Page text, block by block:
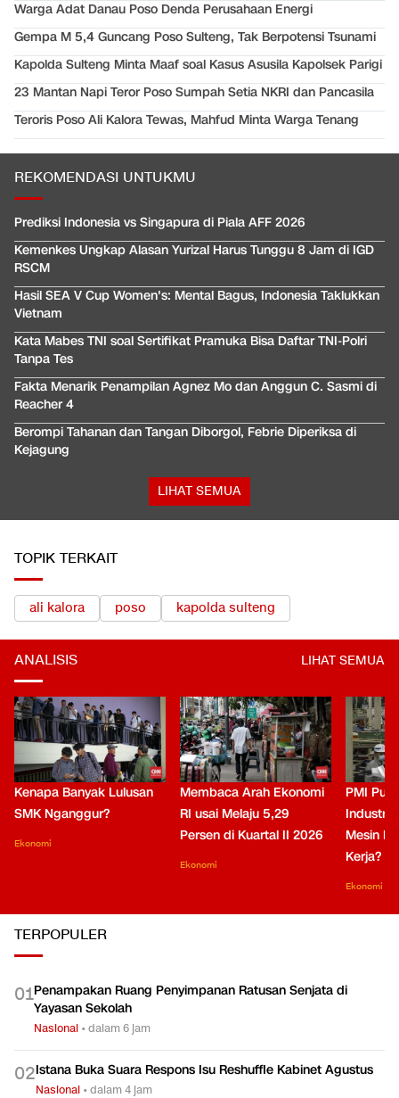
Warga Adat Danau Poso Denda Perusahaan Energi
Gempa M 5,4 Guncang Poso Sulteng, Tak Berpotensi Tsunami
Kapolda Sulteng Minta Maaf soal Kasus Asusila Kapolsek Parigi
23 Mantan Napi Teror Poso Sumpah Setia NKRI dan Pancasila
Teroris Poso Ali Kalora Tewas, Mahfud Minta Warga Tenang
REKOMENDASI UNTUKMU
Prediksi Indonesia vs Singapura di Piala AFF 2026
Kemenkes Ungkap Alasan Yurizal Harus Tunggu 8 Jam di IGD
RSCM
Hasil SEA V Cup Women's: Mental Bagus, Indonesia Taklukkan
Vietnam
Kata Mabes TNI soal Sertifikat Pramuka Bisa Daftar TNI-Polri
Tanpa Tes
Fakta Menarik Penampilan Agnez Mo dan Anggun C. Sasmi di
Reacher 4
Berompi Tahanan dan Tangan Diborgol, Febrie Diperiksa di
Kejagung
LIHAT SEMUA
TOPIK TERKAIT
ali kalora poso kapolda sulteng
ANALISIS LIHAT SEMUA
Kenapa Banyak Lulusan
SMK Nganggur?
Ekonomi
Membaca Arah Ekonomi
RI usai Melaju 5,29
Persen di Kuartal II 2026
Ekonomi
PMI
Industri
Mesin
Kerja?
Ekonomi
TERPOPULER
01Penampakan Ruang Penyimpanan Ratusan Senjata di
Yayasan Sekolah
Nasional •dalam 6 jam
02Istana Buka Suara Respons Isu Reshuffle Kabinet Agustus
Nasional •dalam 4 jam